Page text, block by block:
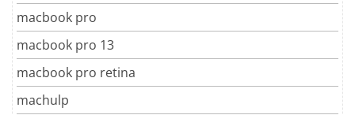
macbook pro
macbook pro 13
macbook pro retina
machulp